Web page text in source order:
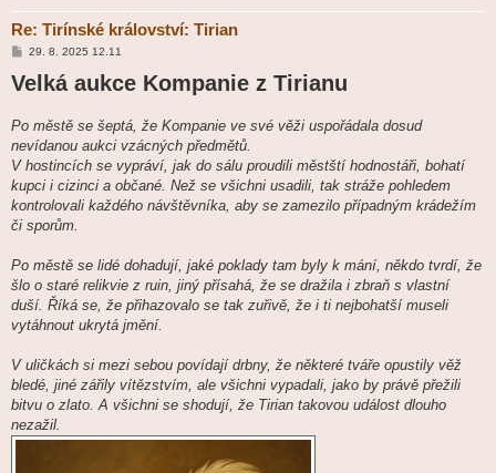
Re: Tirínské království: Tirian
P
í
s
v
e
29. 8. 2025 12.11
Velká aukce Kompanie z Tirianu
Po městě se šeptá, že Kompanie ve své věži uspořádala dosud
nevídanou aukci vzácných předmětů.
V hostincích se vypráví, jak do sálu proudili městští hodnostáři, bohatí
kupci i cizinci a občané. Než se všichni usadili, tak stráže pohledem
kontrolovali každého návštěvníka, aby se zamezilo případným krádežím
či sporům.
Po městě se lidé dohadují, jaké poklady tam byly k mání, někdo tvrdí, že
šlo o staré relikvie z ruin, jiný přísahá, že se dražila i zbraň s vlastní
duší. Říká se, že přihazovalo se tak zuřivě, že i ti nejbohatší museli
vytáhnout ukrytá jmění.
V uličkách si mezi sebou povídají drbny, že některé tváře opustily věž
bledé, jiné zářily vítězstvím, ale všichni vypadali, jako by právě přežili
bitvu o zlato. A všichni se shodují, že Tirian takovou událost dlouho
nezažil.